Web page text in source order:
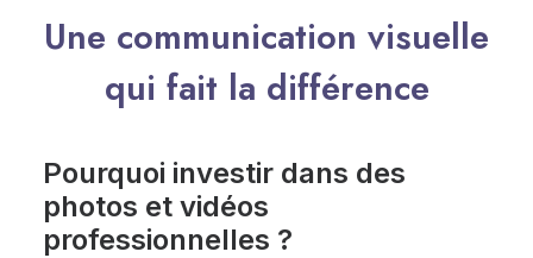
Une communication visuelle
qui fait la différence
Pourquoi investir dans des
photos et vidéos
professionnelles ?